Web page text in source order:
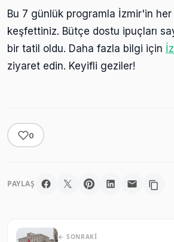
Bu 7 günlük programla İzmir'in
keşfettiniz. Bütçe dostu ipuçları
bir tatil oldu. Daha fazla bilgi için
ziyaret edin. Keyifli geziler!
0
PAYLAŞ
← SONRAKI